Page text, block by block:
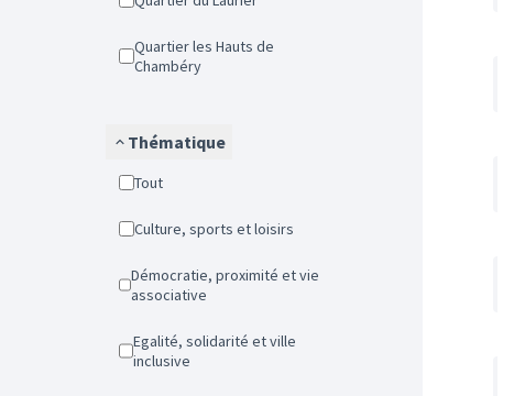
Quartier les Hauts de
Chambéry
Thématique
Tout
Culture, sports et loisirs
Démocratie, proximité et vie
associative
Egalité, solidarité et ville
inclusive